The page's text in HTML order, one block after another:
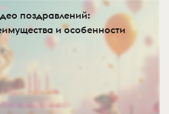
поздравлений:
и особенности